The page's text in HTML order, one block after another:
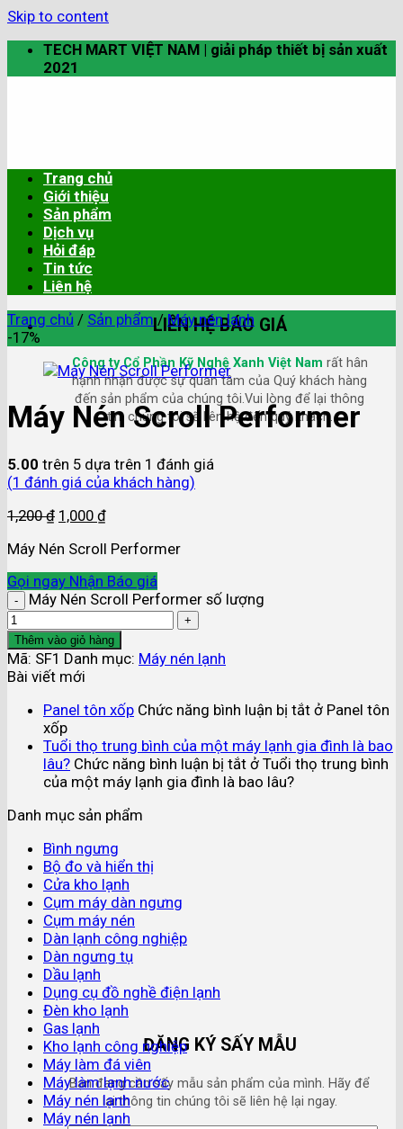
Skip to content
TECH MART VIỆT NAM | giải pháp thiết bị sản xuất
2021
LIÊN HỆ BÁO GIÁ
Công ty Cổ Phần Kỹ Nghệ Xanh Việt Nam rất hân
hạnh nhận được sự quan tâm của Quý khách hàng
đến sản phẩm của chúng tôi.Vui lòng để lại thông
tin, chúng tôi sẽ liên hệ đến quý khách.
ĐĂNG KÝ SẤY MẪU
Bạn đang cần sấy mẫu sản phẩm của mình. Hãy để
lại thông tin chúng tôi sẽ liên hệ lại ngay.
Trang chủ
Giới thiệu
Sản phẩm
Dịch vụ
Hỏi đáp
Tin tức
Liên hệ
Trang chủ / Sản phẩm / Máy nén lạnh
-17%
Máy Nén Scroll Performer
5.00 trên 5 dựa trên 1 đánh giá
(1 đánh giá của khách hàng)
1,200₫ 1,000 ₫
Máy Nén Scroll Performer
Gọi ngay Nhận Báo giá
Máy Nén Scroll Performer số lượng
Thêm vào giỏ hàng
Mã: SF1 Danh mục: Máy nén lạnh
Bài viết mới
Panel tôn xốp Chức năng bình luận bị tắt ở Panel tôn
xốp
Tuổi thọ trung bình của một máy lạnh gia đình là bao
lâu? Chức năng bình luận bị tắt ở Tuổi thọ trung bình
của một máy lạnh gia đình là bao lâu?
Danh mục sản phẩm
Bình ngưng
Bộ đo và hiển thị
Cửa kho lạnh
Cụm máy dàn ngưng
Cụm máy nén
Dàn lạnh công nghiệp
Dàn ngưng tụ
Dầu lạnh
Dụng cụ đồ nghề điện lạnh
Đèn kho lạnh
Gas lạnh
Kho lạnh công nghiệp
Máy làm đá viên
Máy làm lạnh nước
Máy nén lạnh
Máy nén lạnh